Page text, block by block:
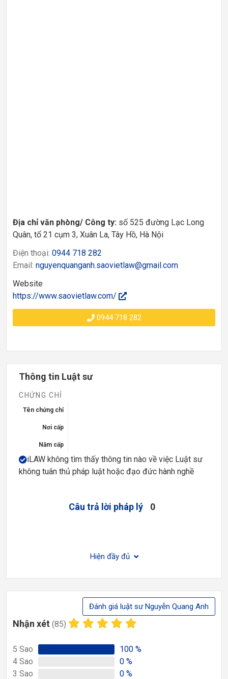
Địa chỉ văn phòng/ Công ty: số 525 đường Lạc Long
Quân, tổ 21 cụm 3, Xuân La, Tây Hồ, Hà Nội
Điện thoại: 0944 718 282
Email: nguyenquanganh.saovietlaw@gmail.com
Website
https://www.saovietlaw.com/
0944 718 282
Thông tin Luật sư
CHỨNG CHỈ
Tên chứng chỉ
Nơi cấp
Năm cấp
iLAW không tìm thấy thông tin nào về việc Luật sư
không tuân thủ pháp luật hoặc đạo đức hành nghề
Câu trả lời pháp lý 0
Hiện đầy đủ
Đánh giá luật sư Nguyễn Quang Anh
Nhận xét (85)
5 Sao 100 %
4 Sao 0 %
3 Sao 0 %